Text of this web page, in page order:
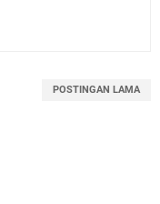
POSTINGAN LAMA